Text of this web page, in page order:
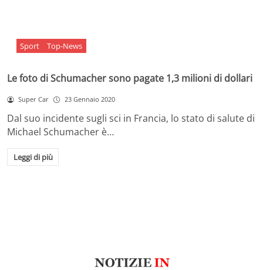
Sport Top-News
Le foto di Schumacher sono pagate 1,3 milioni di dollari
Super Car 23 Gennaio 2020
Dal suo incidente sugli sci in Francia, lo stato di salute di
Michael Schumacher è…
Leggi di più